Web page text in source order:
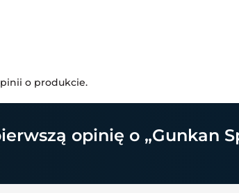
o produkcie.
opinię o „Gunkan